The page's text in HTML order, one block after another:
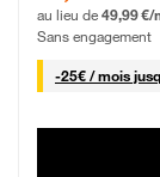
au lieu de 49,99 €/
Sans engagement
-25€ / mois25